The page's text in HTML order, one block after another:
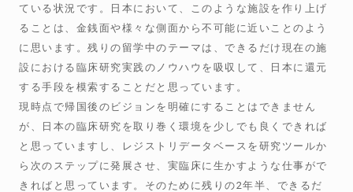
ている状況です。日本において、このような施設を作り上げ
ることは、金銭面や様々な側面から不可能に近いことのよう
に思います。残りの留学中のテーマは、できるだけ現在の施
設における臨床研究実践のノウハウを吸収して、日本に還元
する手段を模索することだと思っています。
現時点で帰国後のビジョンを明確にすることはできません
が、日本の臨床研究を取り巻く環境を少しでも良くできれば
と思っていますし、レジストリデータベースを研究ツールか
ら次のステップに発展させ、実臨床に生かすような仕事がで
きればと思っています。そのために残りの2年半、できるだ